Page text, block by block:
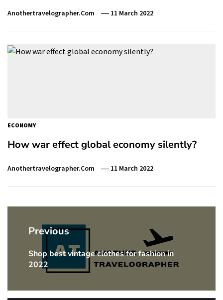
Anothertravelographer.com 11 March 2022
ECONOMY
How war effect global economy silently?
Anothertravelographer.com 11 March 2022
Post
navigation
Previous
Previous
post:
Shop best vintage clothes for fashion in
2022